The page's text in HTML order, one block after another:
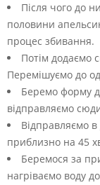
Після чого до
половини
процес збивання.
Потім додаємо
Перемішуємо до
Беремо форму
відправляємо
Відправляємо в
приблизно на 45
Беремося за
нагріваємо воду